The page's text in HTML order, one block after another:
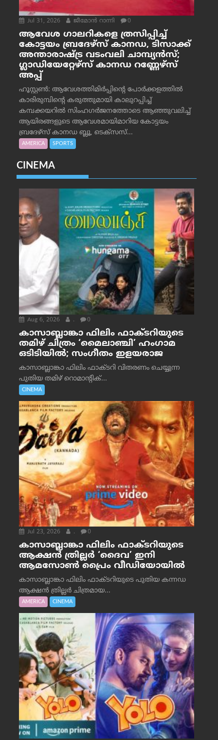
Jul 31, 2026 ജീമോന്‍ റാന്നി 0
ആവേശ ഗാലറികളെ ത്രസിപ്പിച്ച്
കോട്ടയം ബ്രദേഴ്‌സ് കാനഡ, ടിസാക്ക്
അന്താരാഷ്ട്ര വടംവലി ചാമ്പ്യന്‍സ്;
ഗ്ലാഡിയേറ്റേഴ്‌സ് കാനഡ റണ്ണേഴ്‌സ്
അപ്പ്
ഹൂസ്റ്റണ്‍: ആവേശത്തിമിര്‍പ്പിന്റെ പോര്‍ക്കളത്തില്‍
കാരിരുമ്പിന്റെ കരുത്തുമായി കാലുറപ്പിച്ച്
കമ്പക്കയറില്‍ സിംഹഗര്‍ജനത്തോടെ ആഞ്ഞുവലിച്ച്
ആയിരങ്ങളുടെ ആവേശമായിമാറിയ കോട്ടയം
ബ്രദേഴ്‌സ് കാനഡ ബ്ലൂ, ടെക്‌സസ്...
AMERICA SPORTS
CINEMA
Aug 6, 2026 . 0
കാസാബ്ലാങ്കാ ഫിലിം ഫാക്ടറിയുടെ
തമിഴ് ചിത്രം ‘മൈലാഞ്ചി’ ഹംഗാമ
ഒടിടിയിൽ; സംഗീതം ഇളയരാജ
കാസാബ്ലാങ്കാ ഫിലിം ഫാക്ടറി വിതരണം ചെയ്യുന്ന
പുതിയ തമിഴ് റൊമാന്റിക്...
CINEMA
Jul 23, 2026 . 0
കാസാബ്ലാങ്കാ ഫിലിം ഫാക്ടറിയുടെ
ആക്ഷൻ ത്രില്ലർ ‘ദൈവ’ ഇനി
ആമസോൺ പ്രൈം വീഡിയോയിൽ
കാസാബ്ലാങ്കാ ഫിലിം ഫാക്ടറിയുടെ പുതിയ കന്നഡ
ആക്ഷൻ ത്രില്ലർ ചിത്രമായ...
AMERICA CINEMA